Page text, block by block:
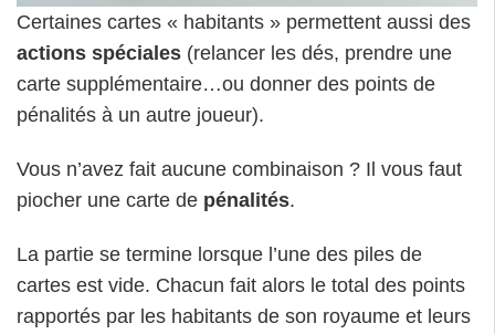
Certaines cartes « habitants » permettent aussi des
actions spéciales (relancer les dés, prendre une
carte supplémentaire…ou donner des points de
pénalités à un autre joueur).
Vous n’avez fait aucune combinaison ? Il vous faut
piocher une carte de pénalités.
La partie se termine lorsque l’une des piles de
cartes est vide. Chacun fait alors le total des points
rapportés par les habitants de son royaume et leurs